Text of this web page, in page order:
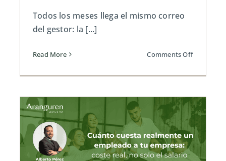
Todos los meses llega el mismo correo
del gestor: la [...]
Read More Comments Offon
leer
cuenta
de
sin
ser
contable